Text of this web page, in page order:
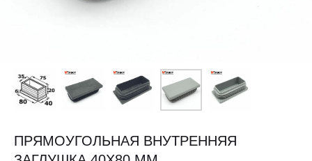
ПРЯМОУГОЛЬНАЯ ВНУТРЕННЯЯ